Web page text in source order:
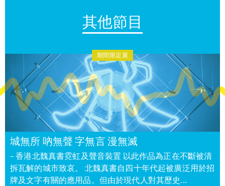
其他節目
期間限定展
城無所 吶無聲 字無言 漫無滅
– 香港北魏真書霓虹及聲音裝置 以此作品為正在不斷被清
拆瓦解的城市致哀。 北魏真書自四十年代起被廣泛用於招
牌及文字有關的應用品。但由於現代人對其歷史...